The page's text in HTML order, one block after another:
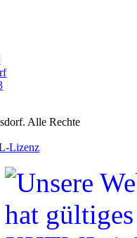
Alle Rechte
Lizenz